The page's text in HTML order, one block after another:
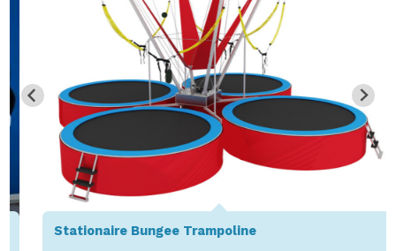
Stationaire Bungee Trampoline